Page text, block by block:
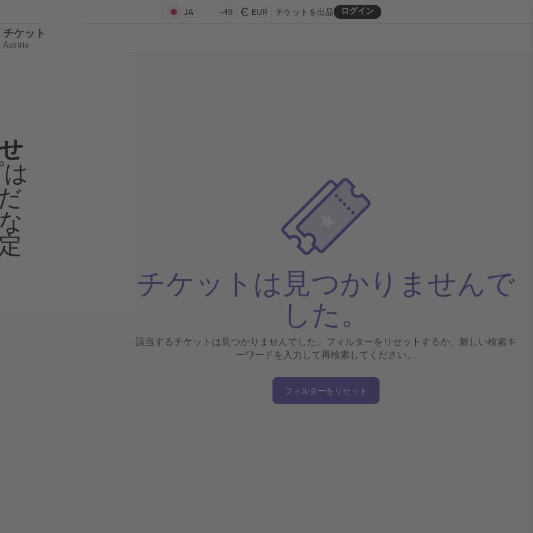
JA +49 EUR ログイン
チケットを出品
ケット
Austria
チケットは見つかりませんで
した。
該当するチケットは見つかりませんでした。フィルターをリセットするか、新しい検索キ
ーワードを入力して再検索してください。
フィルターをリセット